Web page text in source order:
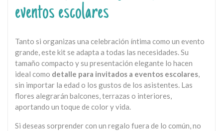
eventos escolares
Tanto si organizas una celebración íntima como un evento
grande, este kit se adapta a todas las necesidades. Su
tamaño compacto y su presentación elegante lo hacen
ideal como detalle para invitados a eventos escolares,
sin importar la edad o los gustos de los asistentes. Las
flores alegrarán balcones, terrazas o interiores,
aportando un toque de color y vida.
Si deseas sorprender con un regalo fuera de lo común, no